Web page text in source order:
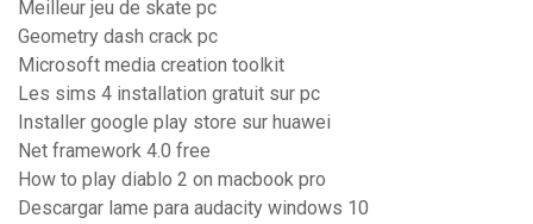
Meilleur jeu de skate pc
Geometry dash crack pc
Microsoft media creation toolkit
Les sims 4 installation gratuit sur pc
Installer google play store sur huawei
Net framework 4.0 free
How to play diablo 2 on macbook pro
Descargar lame para audacity windows 10